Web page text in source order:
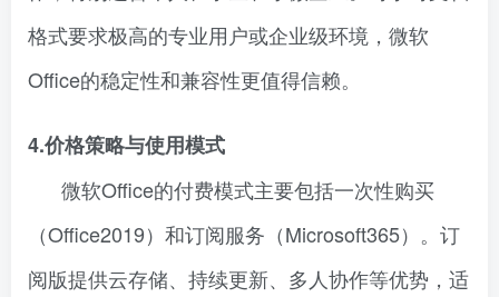
格式要求极高的专业用户或企业级环境，微软
Office的稳定性和兼容性更值得信赖。
4.价格策略与使用模式
微软Office的付费模式主要包括一次性购买
（Office2019）和订阅服务（Microsoft365）。订
阅版提供云存储、持续更新、多人协作等优势，适